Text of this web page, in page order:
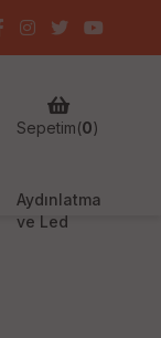
Sepetim(0)
Aydınlatma
ve Led